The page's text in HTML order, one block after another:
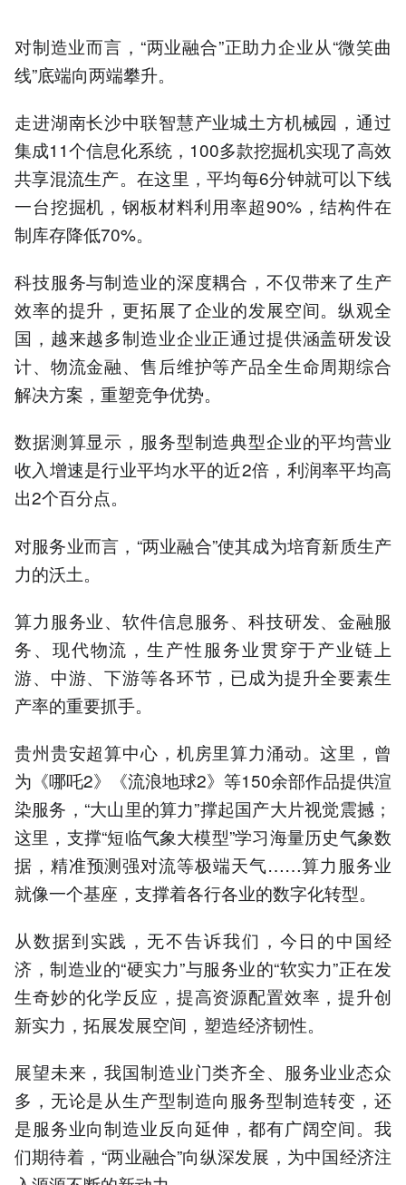
对制造业而言，“两业融合”正助力企业从“微笑曲
线”底端向两端攀升。
走进湖南长沙中联智慧产业城土方机械园，通过
集成11个信息化系统，100多款挖掘机实现了高效
共享混流生产。在这里，平均每6分钟就可以下线
一台挖掘机，钢板材料利用率超90%，结构件在
制库存降低70%。
科技服务与制造业的深度耦合，不仅带来了生产
效率的提升，更拓展了企业的发展空间。纵观全
国，越来越多制造业企业正通过提供涵盖研发设
计、物流金融、售后维护等产品全生命周期综合
解决方案，重塑竞争优势。
数据测算显示，服务型制造典型企业的平均营业
收入增速是行业平均水平的近2倍，利润率平均高
出2个百分点。
对服务业而言，“两业融合”使其成为培育新质生产
力的沃土。
算力服务业、软件信息服务、科技研发、金融服
务、现代物流，生产性服务业贯穿于产业链上
游、中游、下游等各环节，已成为提升全要素生
产率的重要抓手。
贵州贵安超算中心，机房里算力涌动。这里，曾
为《哪吒2》《流浪地球2》等150余部作品提供渲
染服务，“大山里的算力”撑起国产大片视觉震撼；
这里，支撑“短临气象大模型”学习海量历史气象数
据，精准预测强对流等极端天气……算力服务业
就像一个基座，支撑着各行各业的数字化转型。
从数据到实践，无不告诉我们，今日的中国经
济，制造业的“硬实力”与服务业的“软实力”正在发
生奇妙的化学反应，提高资源配置效率，提升创
新实力，拓展发展空间，塑造经济韧性。
展望未来，我国制造业门类齐全、服务业业态众
多，无论是从生产型制造向服务型制造转变，还
是服务业向制造业反向延伸，都有广阔空间。我
们期待着，“两业融合”向纵深发展，为中国经济注